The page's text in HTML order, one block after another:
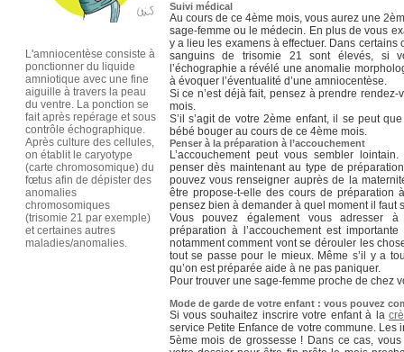
L'amniocentèse consiste à
ponctionner du liquide
amniotique avec une fine
aiguille à travers la peau
du ventre. La ponction se
fait après repérage et sous
contrôle échographique.
Après culture des cellules,
on établit le caryotype
(carte chromosomique) du
fœtus afin de dépister des
anomalies
chromosomiques
(trisomie 21 par exemple)
et certaines autres
maladies/anomalies.
Suivi médical
Au cours de ce 4ème mois, vous aurez une
sage-femme ou le médecin. En plus de vous
y a lieu les examens à effectuer. Dans
sanguins de trisomie 21 sont élevés, si
l’échographie a révélé une anomalie
à évoquer l’éventualité d’une amniocentèse.
Si ce n’est déjà fait, pensez à prendre
mois.
S’il s’agit de votre 2ème enfant, il se peut
bébé bouger au cours de ce 4ème mois.
Penser à la préparation à l’accouchement
L’accouchement peut vous sembler
penser dès maintenant au type de
pouvez vous renseigner auprès de la
être propose-t-elle des cours de préparation
pensez bien à demander à quel moment il faut
Vous pouvez également vous adresser
préparation à l’accouchement est
notamment comment vont se dérouler les
tout se passe pour le mieux. Même s’il y a
qu’on est préparée aide à ne pas paniquer.
Pour trouver une sage-femme proche de chez
Mode de garde de votre enfant : vous pouvez
Si vous souhaitez inscrire votre enfant à la
service Petite Enfance de votre commune. Les
5ème mois de grossesse ! Dans ce cas,